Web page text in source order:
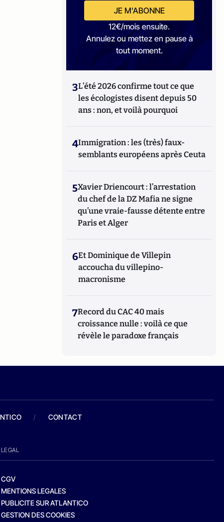
JE M'ABONNE
12€/mois ensuite.
Annulez ou mettez en pause à
tout moment.
3L’été 2026 confirme tout ce que
les écologistes disent depuis 50
ans : non, et voilà pourquoi
4Immigration : les (très) faux-
semblants européens après Ceuta
5Xavier Driencourt : l’arrestation
du chef de la DZ Mafia ne signe
qu’une vraie-fausse détente entre
Paris et Alger
6Et Dominique de Villepin
accoucha du villepino-
macronisme
7Record du CAC 40 mais
croissance nulle : voilà ce que
révèle le paradoxe français
/ CONTACT
LEGAL
CGV
MENTIONS LEGALES
PUBLICITE SUR ATLANTICO
GESTION DES COOKIES